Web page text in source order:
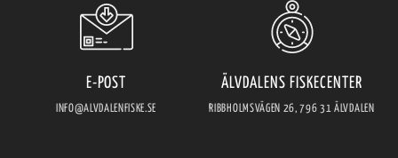
E-POST
INFO@ALVDALENFISKE.SE
ÄLVDALENS FISKECENTER
RIBBHOLMSVÄGEN 26, 796 31 ÄLVDALEN